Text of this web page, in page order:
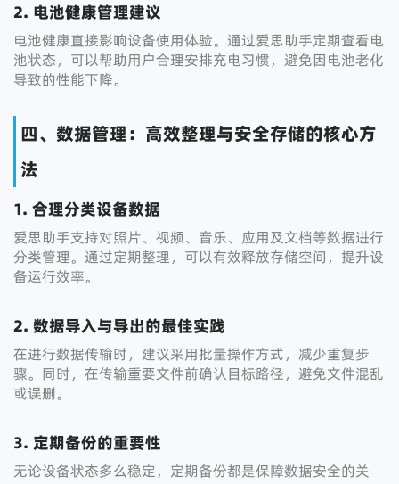
2. 电池健康管理建议
电池健康直接影响设备使用体验。通过爱思助手定期查看电
池状态，可以帮助用户合理安排充电习惯，避免因电池老化
导致的性能下降。
四、数据管理：高效整理与安全存储的核心方
法
1. 合理分类设备数据
爱思助手支持对照片、视频、音乐、应用及文档等数据进行
分类管理。通过定期整理，可以有效释放存储空间，提升设
备运行效率。
2. 数据导入与导出的最佳实践
在进行数据传输时，建议采用批量操作方式，减少重复步
骤。同时，在传输重要文件前确认目标路径，避免文件混乱
或误删。
3. 定期备份的重要性
无论设备状态多么稳定，定期备份都是保障数据安全的关